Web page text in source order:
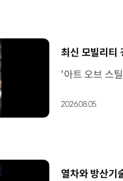
[동영상]
최신 모빌리티
2026.08.05.
[동영상]
열차와 방산기